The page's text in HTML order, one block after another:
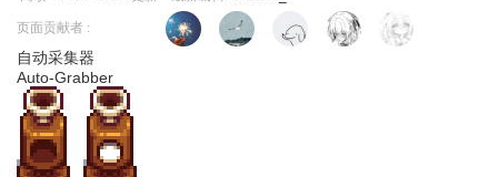
跳
导
航
跳
搜
索
页面贡献者 :
自动采集器
Auto-Grabber